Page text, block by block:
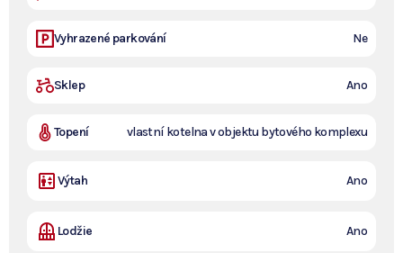
Vyhrazené parkování Ne
Sklep Ano
Topení vlastní kotelna v objektu bytového komplexu
Výtah Ano
Lodžie Ano